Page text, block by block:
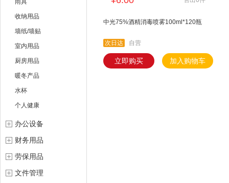
雨具
收纳用品
墙纸/墙贴
室内用品
厨房用品
暖冬产品
水杯
个人健康
办公设备
财务用品
劳保用品
文件管理
中光75%酒精消毒喷雾100ml*120瓶
次日达 自营
立即购买 加入购物车